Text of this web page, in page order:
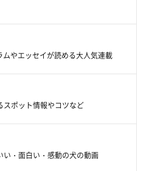
やエッセイが読める大人気連載
スポット情報やコツなど
・面白い・感動の犬の動画